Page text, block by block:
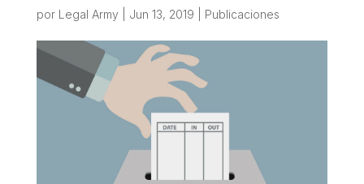
por Legal Army Jun 13, 2019 Publicaciones